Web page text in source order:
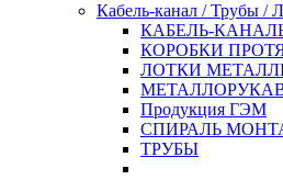
Кабель-канал / Трубы /
КАБЕЛЬ-
КОРОБКИ
ЛОТКИ
Продукция ГЭМ
СПИРАЛЬ
ТРУБЫ